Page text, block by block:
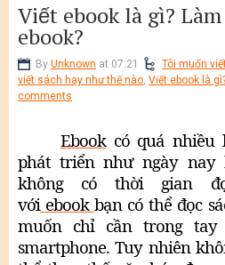
Viết ebook là gì?
ebook?
By Unknown at 07:21
Tôi muốn
viết sách hay như thế nào, Viết ebook là
comments
Ebookcó quá nhiều
phát triển như ngày nay
không có thời gian
vớiebookbạn có thể đọc
muốn chỉ cần trong tay
smartphone. Tuy nhiên